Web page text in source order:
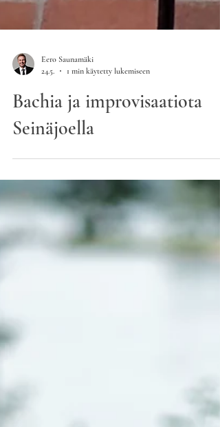
24.5.
1 min käytetty lukemiseen
Bachia ja improvisaatiota
Seinäjoella